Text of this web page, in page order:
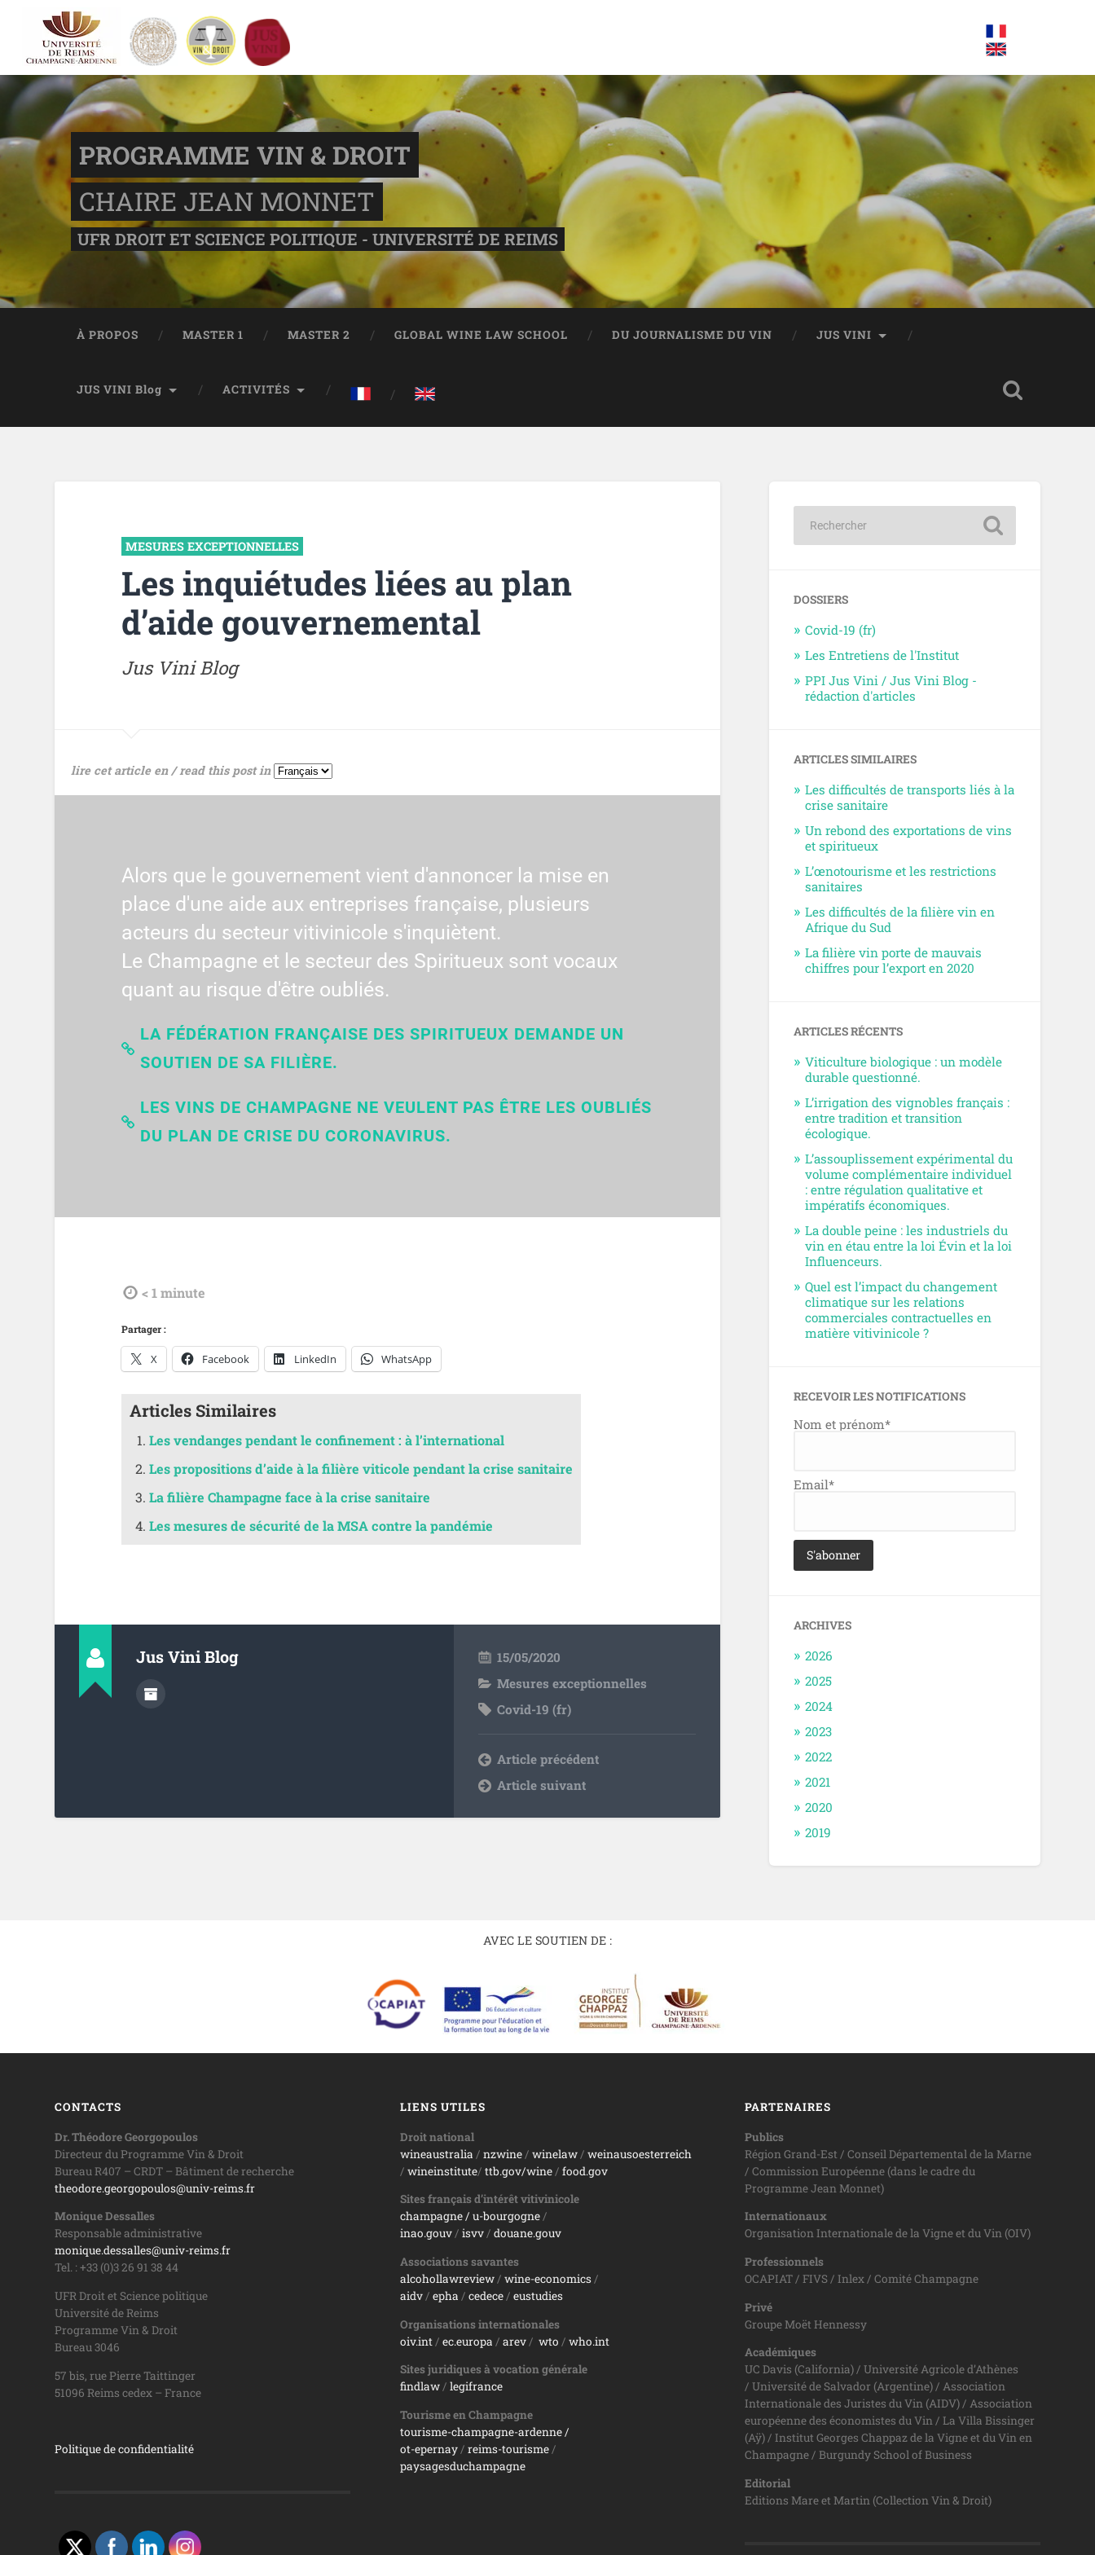
PROGRAMME VIN & DROIT
CHAIRE JEAN MONNET
UFR DROIT ET SCIENCE POLITIQUE - UNIVERSITÉ DE REIMS
À PROPOS MASTER 1 MASTER 2 GLOBAL WINE LAW SCHOOL DU JOURNALISME DU VIN JUS VINI
JUS VINI Blog ACTIVITÉS
MESURES EXCEPTIONNELLES
Les inquiétudes liées au plan
d’aide gouvernemental
Jus Vini Blog
lire cet article en / read this post in
Alors que le gouvernement vient d'annoncer la mise en
place d'une aide aux entreprises française, plusieurs
acteurs du secteur vitivinicole s'inquiètent.
Le Champagne et le secteur des Spiritueux sont vocaux
quant au risque d'être oubliés.
LA FÉDÉRATION FRANÇAISE DES SPIRITUEUX DEMANDE UN
SOUTIEN DE SA FILIÈRE.
LES VINS DE CHAMPAGNE NE VEULENT PAS ÊTRE LES OUBLIÉS
DU PLAN DE CRISE DU CORONAVIRUS.
tdl < 1minute
Partager :
X Facebook LinkedIn WhatsApp
Articles Similaires
Les vendanges pendant le confinement : à l’international
Les propositions d’aide à la filière viticole pendant la crise sanitaire
La filière Champagne face à la crise sanitaire
Les mesures de sécurité de la MSA contre la pandémie
Jus Vini Blog
15/05/2020
Mesures exceptionnelles
Covid-19 (fr)
Article précédent
Article suivant
DOSSIERS
Covid-19 (fr)
Les Entretiens de l'Institut
PPI Jus Vini / Jus Vini Blog -
rédaction d'articles
ARTICLES SIMILAIRES
Les difficultés de transports liés à la
crise sanitaire
Un rebond des exportations de vins
et spiritueux
L’œnotourisme et les restrictions
sanitaires
Les difficultés de la filière vin en
Afrique du Sud
La filière vin porte de mauvais
chiffres pour l’export en 2020
ARTICLES RÉCENTS
Viticulture biologique : un modèle
durable questionné.
L’irrigation des vignobles français :
entre tradition et transition
écologique.
L’assouplissement expérimental du
volume complémentaire individuel
: entre régulation qualitative et
impératifs économiques.
La double peine : les industriels du
vin en étau entre la loi Évin et la loi
Influenceurs.
Quel est l’impact du changement
climatique sur les relations
commerciales contractuelles en
matière vitivinicole ?
RECEVOIR LES NOTIFICATIONS
Nom et prénom*
Email*
ARCHIVES
2026
2025
2024
2023
2022
2021
2020
2019
AVEC LE SOUTIEN DE :
CONTACTS
Dr. Théodore Georgopoulos
Directeur du Programme Vin & Droit
Bureau R407 – CRDT – Bâtiment de recherche
theodore.georgopoulos@univ-reims.fr
Monique Dessalles
Responsable administrative
monique.dessalles@univ-reims.fr
Tel. : +33 (0)3 26 91 38 44
UFR Droit et Science politique
Université de Reims
Programme Vin & Droit
Bureau 3046
57 bis, rue Pierre Taittinger
51096 Reims cedex – France
Politique de confidentialité
LIENS UTILES
Droit national
wineaustralia / nzwine/ winelaw/ weinausoesterreich
/ wineinstitute/ ttb.gov/wine/ food.gov
Sites français d’intérêt vitivinicole
champagne/ u-bourgogne/
inao.gouv/ isvv/ douane.gouv
Associations savantes
alcohollawreview/ wine-economics/
aidv/ epha / cedece/ eustudies
Organisations internationales
oiv.int/ ec.europa / arev/ wto / who.int
Sites juridiques à vocation générale
findlaw/ legifrance
Tourisme en Champagne
tourisme-champagne-ardenne /
ot-epernay/ reims-tourisme/
paysagesduchampagne
PARTENAIRES
Publics
Région Grand-Est / Conseil Départemental de la Marne
/ Commission Européenne (dans le cadre du
Programme Jean Monnet)
Internationaux
Organisation Internationale de la Vigne et du Vin (OIV)
Professionnels
OCAPIAT / FIVS / Inlex / Comité Champagne
Privé
Groupe Moët Hennessy
Académiques
UC Davis (California) / Université Agricole d’Athènes
/ Université de Salvador (Argentine) / Association
Internationale des Juristes du Vin (AIDV) / Association
européenne des économistes du Vin / La Villa Bissinger
(Aÿ) / Institut Georges Chappaz de la Vigne et du Vin en
Champagne / Burgundy School of Business
Editorial
Editions Mare et Martin (Collection Vin & Droit)